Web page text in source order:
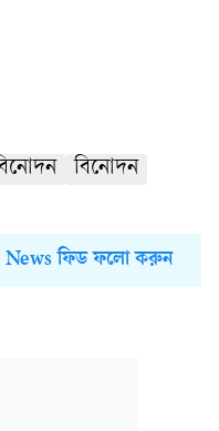
বিনোদন
News ফিড ফলো করুন